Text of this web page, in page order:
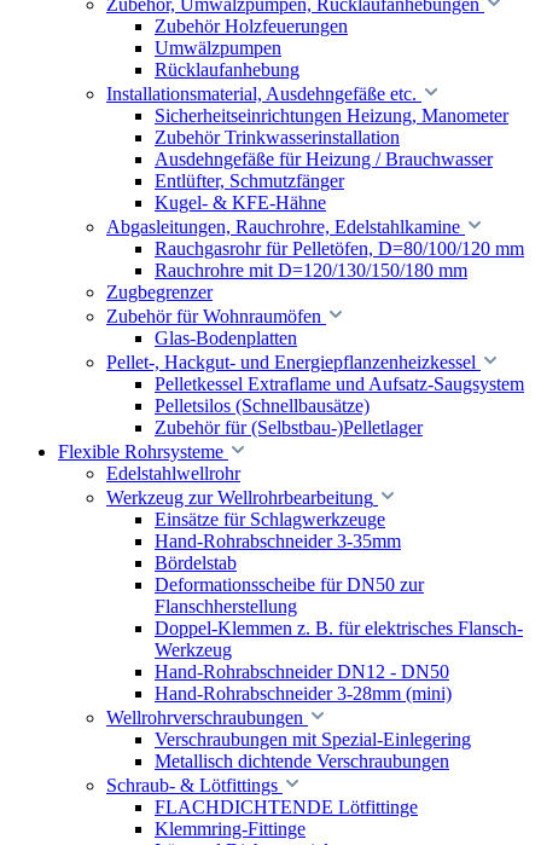
Zubehör, Umwälzpumpen, Rücklaufanhebungen
Zubehör Holzfeuerungen
Umwälzpumpen
Rücklaufanhebung
Installationsmaterial, Ausdehngefäße etc.
Sicherheitseinrichtungen Heizung, Manometer
Zubehör Trinkwasserinstallation
Ausdehngefäße für Heizung / Brauchwasser
Entlüfter, Schmutzfänger
Kugel- & KFE-Hähne
Abgasleitungen, Rauchrohre, Edelstahlkamine
Rauchgasrohr für Pelletöfen, D=80/100/120 mm
Rauchrohre mit D=120/130/150/180 mm
Zugbegrenzer
Zubehör für Wohnraumöfen
Glas-Bodenplatten
Pellet-, Hackgut- und Energiepflanzenheizkessel
Pelletkessel Extraflame und Aufsatz-Saugsystem
Pelletsilos (Schnellbausätze)
Zubehör für (Selbstbau-)Pelletlager
Flexible Rohrsysteme
Edelstahlwellrohr
Werkzeug zur Wellrohrbearbeitung
Einsätze für Schlagwerkzeuge
Hand-Rohrabschneider 3-35mm
Bördelstab
Deformationsscheibe für DN50 zur
Flanschherstellung
Doppel-Klemmen z. B. für elektrisches Flansch-
Werkzeug
Hand-Rohrabschneider DN12 - DN50
Hand-Rohrabschneider 3-28mm (mini)
Wellrohrverschraubungen
Verschraubungen mit Spezial-Einlegering
Metallisch dichtende Verschraubungen
Schraub- & Lötfittings
FLACHDICHTENDE Lötfittinge
Klemmring-Fittinge